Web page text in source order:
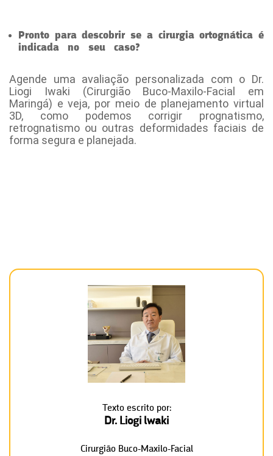
Pronto para descobrir se a cirurgia ortognática é
indicada no seu caso?
Agende uma avaliação personalizada com o Dr.
Liogi Iwaki (Cirurgião Buco-Maxilo-Facial em
Maringá) e veja, por meio de planejamento virtual
3D, como podemos corrigir prognatismo,
retrognatismo ou outras deformidades faciais de
forma segura e planejada.
Texto escrito por:
Dr. Liogi lwaki
Cirurgião Buco-Maxilo-Facial